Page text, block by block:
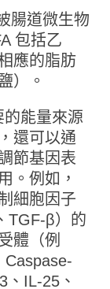
腸道微生物
包括乙
應的脂肪
）。
能量來源
還可以通
節基因表
。例如，
細胞因子
TGF-β）的
體（例
Caspase-
IL-25、